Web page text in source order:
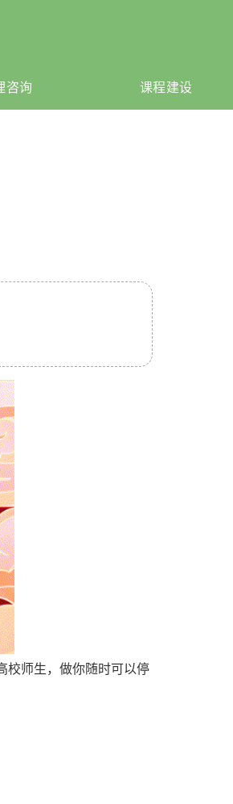
咨询 课程建设
校师生，做你随时可以停